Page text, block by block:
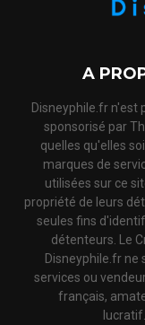
A
Disneyphile.fr n'est
sponsorisé par
quelles qu'elles
marques de
utilisées sur ce
propriété de leurs
seules fins
détenteurs. Le
Disneyphile.fr ne
services ou
français,
lucratif.